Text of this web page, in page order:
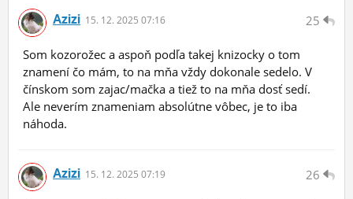
25
Azizi 15. 12. 2025 07:16
Som kozorožec a aspoň podľa takej knizocky o tom
znamení čo mám, to na mňa vždy dokonale sedelo. V
čínskom som zajac/mačka a tiež to na mňa dosť sedí.
Ale neverím znameniam absolútne vôbec, je to iba
náhoda.
26
Azizi 15. 12. 2025 07:19